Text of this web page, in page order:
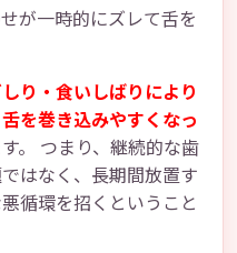
が一時的にズレて舌を
り・食いしばりにより
を巻き込みやすくなっ
。 つまり、継続的な歯
はなく、長期間放置す
循環を招くということ